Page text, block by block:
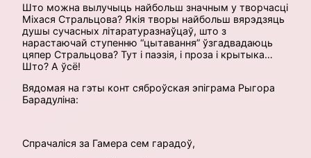
Што можна вылучыць найбольш значным у творчасці
Міхася Стральцова? Якія творы найбольш вярэдзяць
душы сучасных літаратуразнаўцаў, што з
нарастаючай ступенню “цытавання” ўзгадвадаюць
цяпер Стральцова? Тут і паэзія, і проза і крытыка…
Што? А ўсё!
Вядомая на гэты конт сяброўская эпіграма Рыгора
Барадуліна:
Спрачаліся за Гамера сем гарадоў,